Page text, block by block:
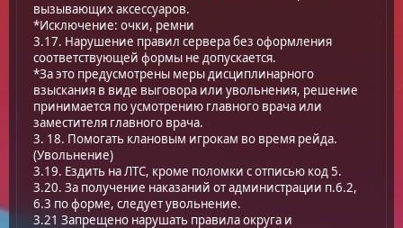
вызывающих аксессуаров.
*Исключение: очки, ремни
3.17. Нарушение правил сервера без оформления
соответствующей формы не допускается.
*За это предусмотрены меры дисциплинарного
взыскания в виде выговора или увольнения, решение
принимается по усмотрению главного врача или
заместителя главного врача.
3. 18. Помогать клановым игрокам во время рейда.
(Увольнение)
3.19. Ездить на ЛТС, кроме поломки с отписью код 5.
3.20. За получение наказаний от администрации п.6.2,
6.3 по форме, следует увольнение.
3.21 Запрещено нарушать правила округа и